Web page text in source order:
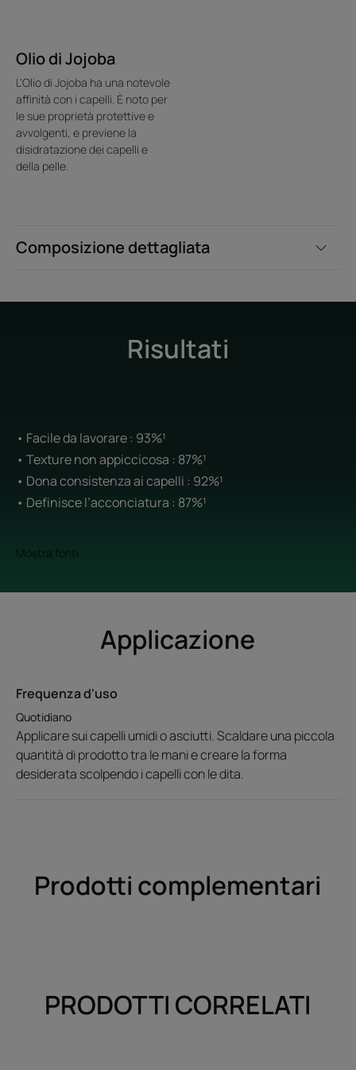
Benefici
• Modella ogni acconciatura : definisce e fissa le
acconciature in modo straordinario.
• Formula senza siliconi : protegge e sublima i capelli
avvolgendo e idratando la fibra del capello.
Composizione dettagliata
Olio di Jojoba
L'Olio di Jojoba ha una notevole
affinità con i capelli. È noto per
le sue proprietà protettive e
avvolgenti, e previene la
disidratazione dei capelli e
della pelle.
Risultati
• Facile da lavorare : 93%¹
• Texture non appiccicosa : 87%¹
• Dona consistenza ai capelli : 92%¹
• Definisce l’acconciatura : 87%¹
Mostra fonti
Applicazione
Frequenza d'uso
Quotidiano
Applicare sui capelli umidi o asciutti. Scaldare una piccola
quantità di prodotto tra le mani e creare la forma
desiderata scolpendo i capelli con le dita.
Prodotti complementari
PRODOTTI CORRELATI